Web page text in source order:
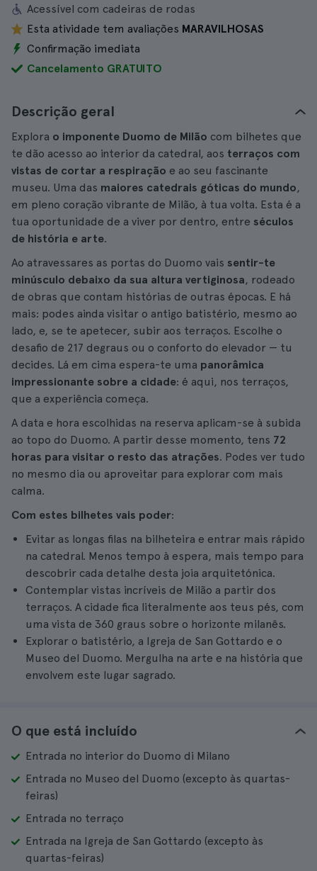
Acessível com cadeiras de rodas
Esta atividade tem avaliações MARAVILHOSAS
Confirmação imediata
Cancelamento GRATUITO
Descrição geral
Explora o imponente Duomo de Milão com bilhetes que
te dão acesso ao interior da catedral, aos terraços com
vistas de cortar a respiração e ao seu fascinante
museu. Uma das maiores catedrais góticas do mundo,
em pleno coração vibrante de Milão, à tua volta. Esta é a
tua oportunidade de a viver por dentro, entre séculos
de história e arte.
Ao atravessares as portas do Duomo vais sentir-te
minúsculo debaixo da sua altura vertiginosa, rodeado
de obras que contam histórias de outras épocas. E há
mais: podes ainda visitar o antigo batistério, mesmo ao
lado, e, se te apetecer, subir aos terraços. Escolhe o
desafio de 217 degraus ou o conforto do elevador — tu
decides. Lá em cima espera-te uma panorâmica
impressionante sobre a cidade: é aqui, nos terraços,
que a experiência começa.
A data e hora escolhidas na reserva aplicam-se à subida
ao topo do Duomo. A partir desse momento, tens 72
horas para visitar o resto das atrações. Podes ver tudo
no mesmo dia ou aproveitar para explorar com mais
calma.
Com estes bilhetes vais poder:
Evitar as longas filas na bilheteira e entrar mais rápido
na catedral. Menos tempo à espera, mais tempo para
descobrir cada detalhe desta joia arquitetónica.
Contemplar vistas incríveis de Milão a partir dos
terraços. A cidade fica literalmente aos teus pés, com
uma vista de 360 graus sobre o horizonte milanês.
Explorar o batistério, a Igreja de San Gottardo e o
Museo del Duomo. Mergulha na arte e na história que
envolvem este lugar sagrado.
O que está incluído
Entrada no interior do Duomo di Milano
Entrada no Museo del Duomo (excepto às quartas-
feiras)
Entrada no terraço
Entrada na Igreja de San Gottardo (excepto às
quartas-feiras)